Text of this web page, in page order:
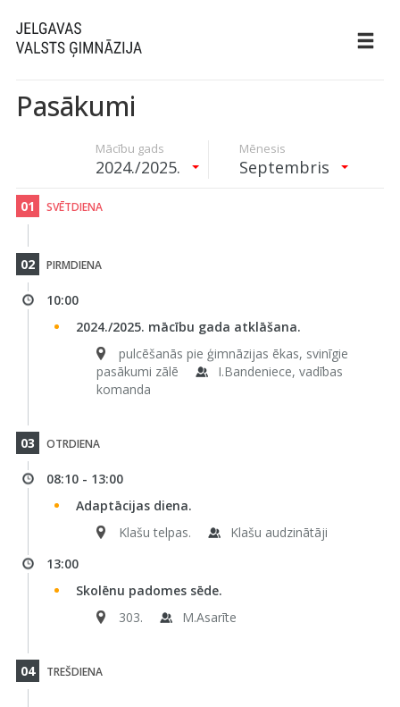
Pasākumi
Mācību gads
2024./2025.
Mēnesis
Septembris
01 SVĒTDIENA
02 PIRMDIENA
10:00
2024./2025. mācību gada atklāšana.
pulcēšanās pie ģimnāzijas ēkas, svinīgie
pasākumi zālē
I.Bandeniece, vadības
komanda
03 OTRDIENA
08:10 - 13:00
Adaptācijas diena.
Klašu telpas.
Klašu audzinātāji
13:00
Skolēnu padomes sēde.
303.
M.Asarīte
04 TREŠDIENA